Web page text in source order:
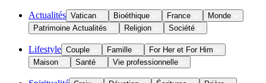
Actualités Vatican Bioéthique France
Monde
Patrimoine Actualités
Religion Société
Lifestyle Couple Famille
For Her et For Him
Maison
Santé Vie professionnelle